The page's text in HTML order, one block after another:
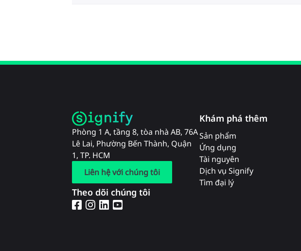
Phòng 1 A, tầng 8, tòa nhà AB, 76A
Lê Lai, Phường Bến Thành, Quận
1, TP. HCM
Liên hệ với chúng tôi
Theo dõi chúng tôi
Khám phá thêm
Sản phẩm
Ứng dụng
Tài nguyên
Dịch vụ Signify
Tìm đại lý